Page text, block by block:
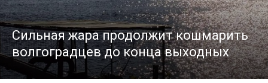
Сильная жара продолжит кошмарить
волгоградцев до конца выходных